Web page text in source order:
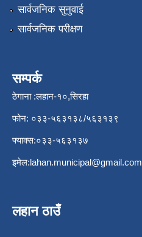
सार्वजनिक सुनुवाई
सार्वजनिक परीक्षण
सम्पर्क
ठेगाना :लहान-१०,सिरहा
फोन: ०३३-५६३१३८/५६३१३९
फ्याक्स:०३३-५६३१३७
इमेल:lahan.municipal@gmail.com
लहान ठाउँ